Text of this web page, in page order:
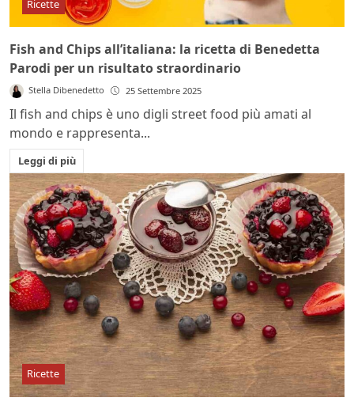
Ricette
Fish and Chips all’italiana: la ricetta di Benedetta
Parodi per un risultato straordinario
Stella Dibenedetto 25 Settembre 2025
Il fish and chips è uno digli street food più amati al
mondo e rappresenta...
Leggi di più
Ricette